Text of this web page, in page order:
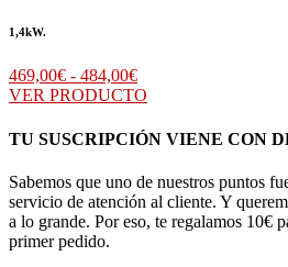
1,4kW.
469,00€ - 484,00€Rango
de
desde
hasta
484,00€
VER PRODUCTO
TU SUSCRIPCIÓN VIENE CON
Sabemos que uno de nuestros puntos
servicio de atención al cliente. Y
a lo grande. Por eso, te regalamos 10€
primer pedido.